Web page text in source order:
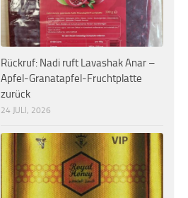
Rückruf: Nadi ruft Lavashak Anar –
Apfel-Granatapfel-Fruchtplatte
zurück
24 JULI, 2026